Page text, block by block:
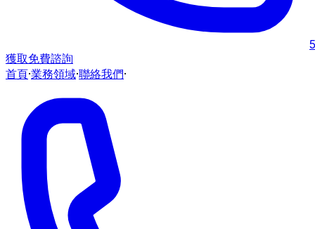
獲取免費諮詢
首頁·業務領域·聯絡我們·